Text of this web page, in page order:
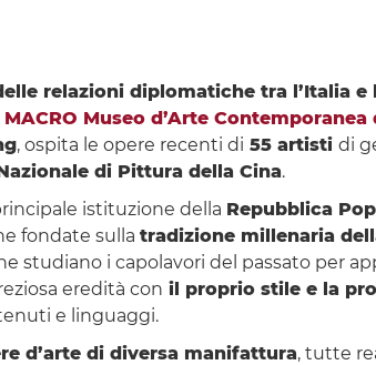
relazioni diplomatiche tra l’Italia e
MACRO Museo d’Arte Contemporanea
, ospita le opere recenti di 55 artisti di
di Pittura della Cina.
istituzione della Repubblica
fondate sulla tradizione millenaria
studiano i capolavori del passato per
eredità con il proprio stile e la
e linguaggi.
d’arte di diversa manifattura, tutte